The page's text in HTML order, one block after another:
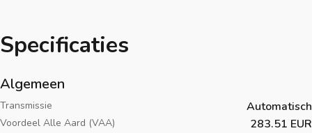
Specificaties
Algemeen
Transmissie Automatisch
Voordeel Alle Aard (VAA) 283.51 EUR